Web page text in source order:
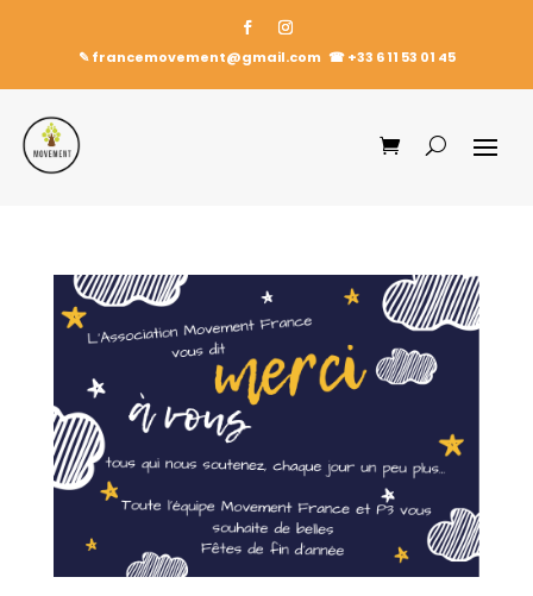
✎ francemovement@gmail.com ☎︎+33 6 11 53 01 45